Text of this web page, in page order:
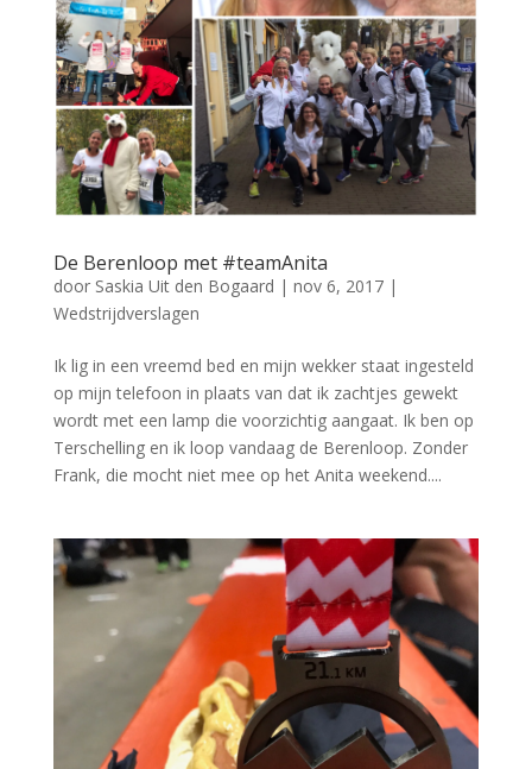
De Berenloop met #teamAnita
door Saskia Uit den Bogaard | nov 6, 2017|
Wedstrijdverslagen
Ik lig in een vreemd bed en mijn wekker staat ingesteld
op mijn telefoon in plaats van dat ik zachtjes gewekt
wordt met een lamp die voorzichtig aangaat. Ik ben op
Terschelling en ik loop vandaag de Berenloop. Zonder
Frank, die mocht niet mee op het Anita weekend....